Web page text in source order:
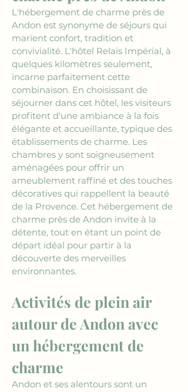
L'hébergement de charme près de
Andon est synonyme de séjours qui
marient confort, tradition et
convivialité. L'hôtel Relais Impérial, à
quelques kilomètres seulement,
incarne parfaitement cette
combinaison. En choisissant de
séjourner dans cet hôtel, les visiteurs
profitent d'une ambiance à la fois
élégante et accueillante, typique des
établissements de charme. Les
chambres y sont soigneusement
aménagées pour offrir un
ameublement raffiné et des touches
décoratives qui rappellent la beauté
de la Provence. Cet hébergement de
charme près de Andon invite à la
détente, tout en étant un point de
départ idéal pour partir à la
découverte des merveilles
environnantes.
Activités de plein air
autour de Andon avec
un hébergement de
charme
Andon et ses alentours sont un